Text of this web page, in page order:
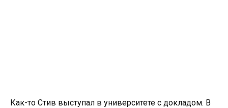
Как-то Стив выступал в университете с докладом. В